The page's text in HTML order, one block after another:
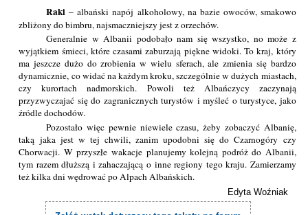
Raki – albański napój alkoholowy, na bazie owoców, smakowo
zbliżony do bimbru, najsmaczniejszy jest z orzechów.
Generalnie w Albanii podobało nam się wszystko, no może z
wyjątkiem śmieci, które czasami zaburzają piękne widoki. To kraj, który
ma jeszcze dużo do zrobienia w wielu sferach, ale zmienia się bardzo
dynamicznie, co widać na każdym kroku, szczególnie w dużych miastach,
czy kurortach nadmorskich. Powoli też Albańczycy zaczynają
przyzwyczajać się do zagranicznych turystów i myśleć o turystyce, jako
źródle dochodów.
Pozostało więc pewnie niewiele czasu, żeby zobaczyć Albanię,
taką jaka jest w tej chwili, zanim upodobni się do Czarnogóry czy
Chorwacji. W przyszłe wakacje planujemy kolejną podróż do Albanii,
tym razem dłuższą i zahaczającą o inne regiony tego kraju. Zamierzamy
też kilka dni wędrować po Alpach Albańskich.
Edyta Woźniak